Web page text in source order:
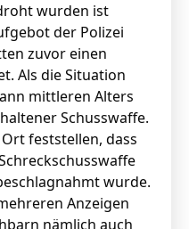
wurden ist
der Polizei
zuvor einen
Als die Situation
mittleren Alters
Schusswaffe.
feststellen, dass
wurde.
Anzeigen
nämlich auch